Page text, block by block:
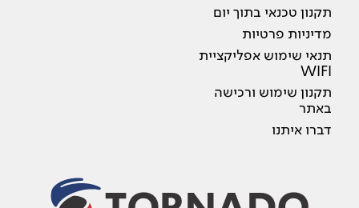
תקנון טכנאי בתוך יום
מדיניות פרטיות
תנאי שימוש אפליקציית
WIFI
תקנון שימוש ורכישה
באתר
דברו איתנו